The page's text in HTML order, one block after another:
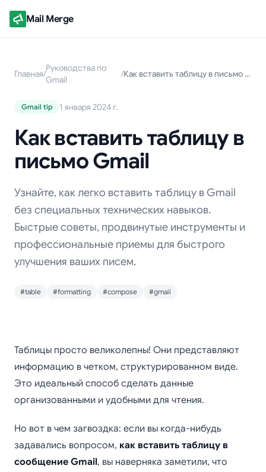
Mail Merge
Главная/
Руководства по
Gmail
/ Как вставить таблицу в письмо Gmail
Gmail tip 1 января 2024 г.
Как вставить таблицу в
письмо Gmail
Узнайте, как легко вставить таблицу в Gmail
без специальных технических навыков.
Быстрые советы, продвинутые инструменты и
профессиональные приемы для быстрого
улучшения ваших писем.
#table #formatting #compose #gmail
Как вставить таблицу
в письмо Gmail
Таблицы просто великолепны! Они представляют
информацию в четком, структурированном виде.
Это идеальный способ сделать данные
организованными и удобными для чтения.
Но вот в чем загвоздка: если вы когда-нибудь
задавались вопросом, как вставить таблицу в
сообщение Gmail, вы наверняка заметили, что